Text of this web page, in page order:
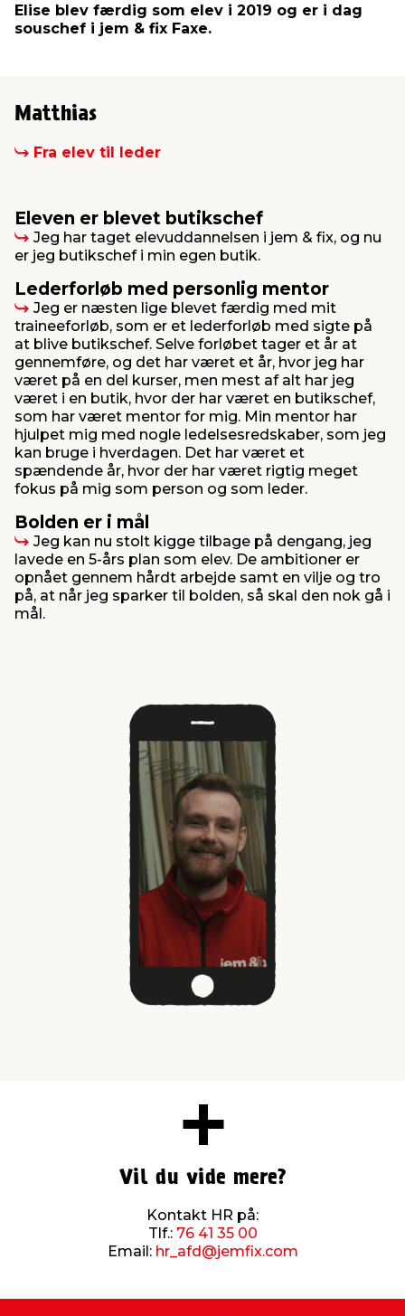
Elise blev færdig som elev i 2019 og er i dag
souschef i jem & fix Faxe.
Matthias
Fra elev til leder
Eleven er blevet butikschef
Jeg har taget elevuddannelsen i jem & fix, og nu
er jeg butikschef i min egen butik.
Lederforløb med personlig mentor
Jeg er næsten lige blevet færdig med mit
traineeforløb, som er et lederforløb med sigte på
at blive butikschef. Selve forløbet tager et år at
gennemføre, og det har været et år, hvor jeg har
været på en del kurser, men mest af alt har jeg
været i en butik, hvor der har været en butikschef,
som har været mentor for mig. Min mentor har
hjulpet mig med nogle ledelsesredskaber, som jeg
kan bruge i hverdagen. Det har været et
spændende år, hvor der har været rigtig meget
fokus på mig som person og som leder.
Bolden er i mål
Jeg kan nu stolt kigge tilbage på dengang, jeg
lavede en 5-års plan som elev. De ambitioner er
opnået gennem hårdt arbejde samt en vilje og tro
på, at når jeg sparker til bolden, så skal den nok gå i
mål.
Vil du vide mere?
Kontakt HR på:
Tlf.: 76 41 35 00
Email: hr_afd@jemfix.com